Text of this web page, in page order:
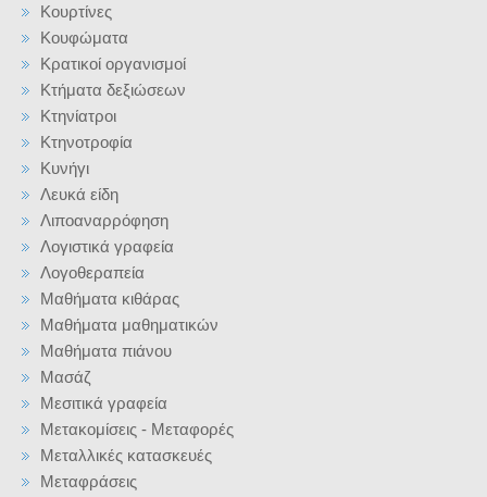
Κουρτίνες
Κουφώματα
Κρατικοί οργανισμοί
Κτήματα δεξιώσεων
Κτηνίατροι
Κτηνοτροφία
Κυνήγι
Λευκά είδη
Λιποαναρρόφηση
Λογιστικά γραφεία
Λογοθεραπεία
Μαθήματα κιθάρας
Μαθήματα μαθηματικών
Μαθήματα πιάνου
Μασάζ
Μεσιτικά γραφεία
Μετακομίσεις - Μεταφορές
Μεταλλικές κατασκευές
Μεταφράσεις